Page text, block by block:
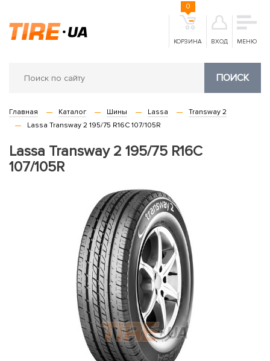
КОРЗИНА
0
ВХОД МЕНЮ
ПОИСК
Главная Каталог Шины Lassa
Transway 2
Lassa Transway 2 195/75 R16C 107/105R
Lassa Transway 2 195/75 R16C
107/105R